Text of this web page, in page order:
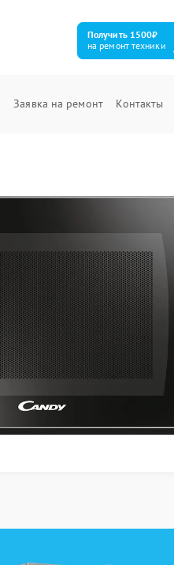
Получить 1500₽
на ремонт техники
Заявка на ремонт Контакты